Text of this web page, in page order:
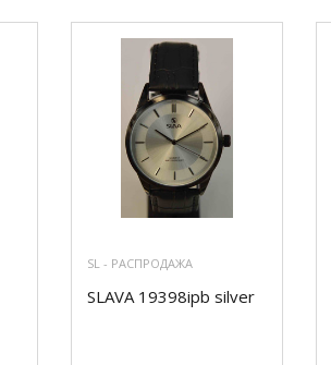
SL - РАСПРОДАЖА
SLAVA 19398ipb silver